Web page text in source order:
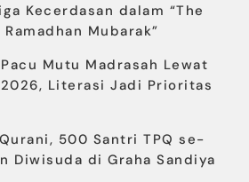
Kecerdasan dalam “The
Mubarak”
Mutu Madrasah Lewat
Literasi Jadi Prioritas
500 Santri TPQ se-
Diwisuda di Graha Sandiya